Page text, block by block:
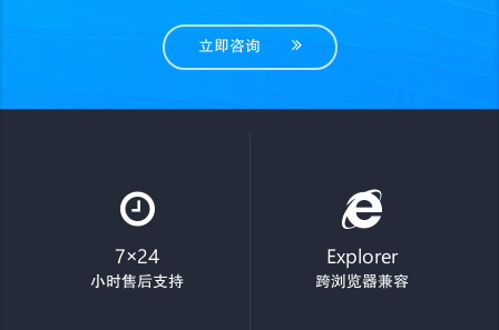
立即咨询
7×24
小时售后支持
Explorer
跨浏览器兼容